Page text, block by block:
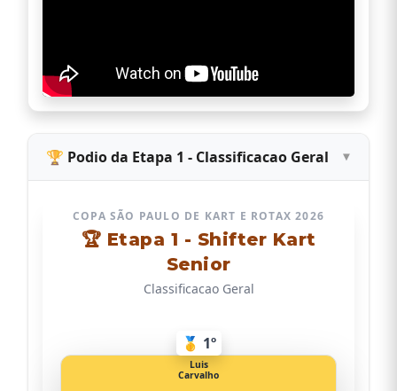
🏆 Podio da Etapa 1 - Classificacao Geral
COPA SÃO PAULO DE KART E ROTAX 2026
🏆 Etapa 1 - Shifter Kart
Senior
Classificacao Geral
🥇 1º
Luis
Carvalho